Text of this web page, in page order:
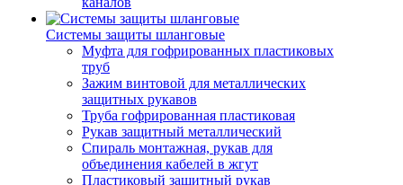
Системы защиты шланговые
Муфта для гофрированных пластиковых
труб
Зажим винтовой для металлических
защитных рукавов
Труба гофрированная пластиковая
Рукав защитный металлический
Спираль монтажная, рукав для
объединения кабелей в жгут
Пластиковый защитный рукав